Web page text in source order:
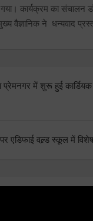
कार्यक्रम का संचालन
वैज्ञानिक ने धन्यवाद
प्रेमनगर में शुरू हुई कार्डियक
एडिफाई वल्र्ड स्कूल में